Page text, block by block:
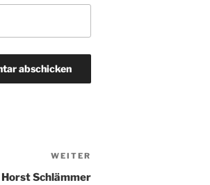
Beitrag
WEITER
Schlämmer